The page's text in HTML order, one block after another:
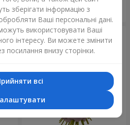
Замовити
зберігати інформацію з
Ваші персональні дані.
використовувати Ваші
інтересу. Ви можете змінити
посилання внизу сторінки.
всі